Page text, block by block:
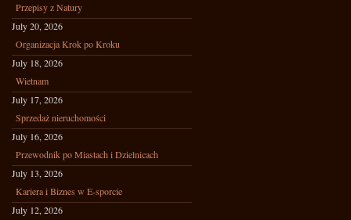
Przepisy z Natury
July 20, 2026
Organizacja Krok po Kroku
July 18, 2026
Wietnam
July 17, 2026
Sprzedaż nieruchomości
July 16, 2026
Przewodnik po Miastach i Dzielnicach
July 13, 2026
Kariera i Biznes w E-sporcie
July 12, 2026